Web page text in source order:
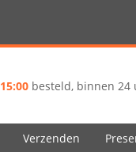
15:00 besteld, binnen 24
Verzenden